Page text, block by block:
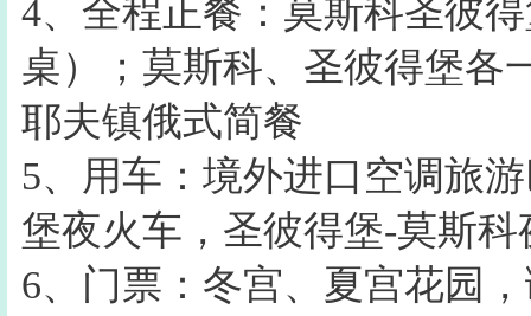
4、全程正餐：莫斯科圣彼
桌）；莫斯科、圣彼得堡各
耶夫镇俄式简餐
5、用车：境外进口空调旅
堡夜火车，圣彼得堡-莫斯
6、门票：冬宫、夏宫花园